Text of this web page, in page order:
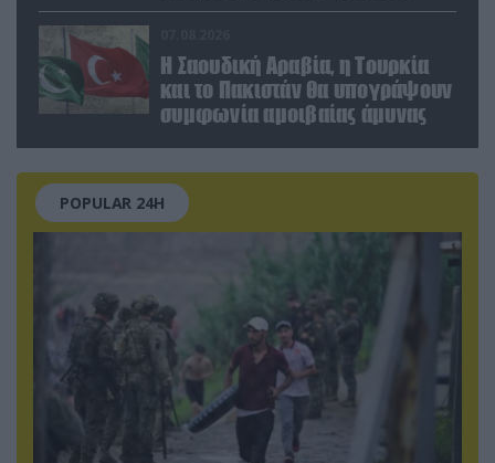
Η Σαουδική Αραβία, η Τουρκία
και το Πακιστάν θα υπογράψουν
συμφωνία αμοιβαίας άμυνας
POPULAR 24H